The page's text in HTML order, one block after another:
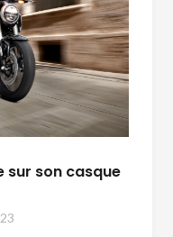
sur son casque